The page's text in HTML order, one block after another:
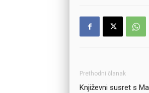
Prethodni članak
Književni susret s